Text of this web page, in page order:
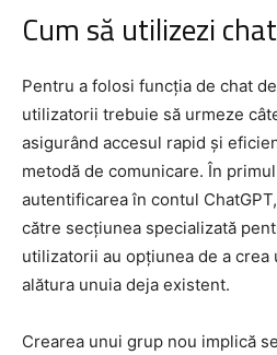
Cum să utilizezi
Pentru a folosi funcția de chat
utilizatorii trebuie să urmeze
asigurând accesul rapid și
metodă de comunicare. În
autentificarea în contul
către secțiunea specializată
utilizatorii au opțiunea de a crea
alătura unuia deja existent.
Crearea unui grup nou implică